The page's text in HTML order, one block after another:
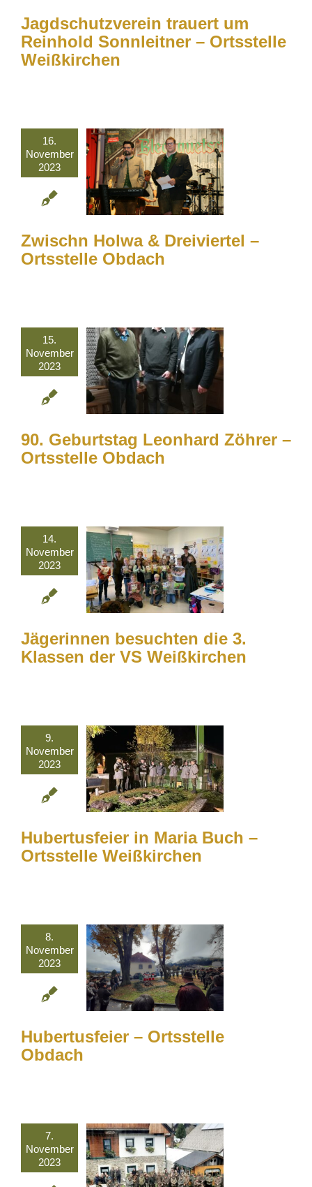
Jagdschutzverein trauert um
Reinhold Sonnleitner – Ortsstelle
Weißkirchen
16.
November
2023
Zwischn Holwa & Dreiviertel –
Ortsstelle Obdach
15.
November
2023
90. Geburtstag Leonhard Zöhrer –
Ortsstelle Obdach
14.
November
2023
Jägerinnen besuchten die 3.
Klassen der VS Weißkirchen
9.
November
2023
Hubertusfeier in Maria Buch –
Ortsstelle Weißkirchen
8.
November
2023
Hubertusfeier – Ortsstelle
Obdach
7.
November
2023